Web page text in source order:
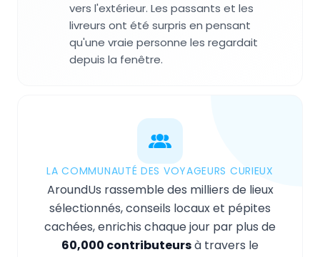
vers l'extérieur. Les passants et les
livreurs ont été surpris en pensant
qu'une vraie personne les regardait
depuis la fenêtre.
LA COMMUNAUTÉ DES VOYAGEURS CURIEUX
AroundUs rassemble des milliers de lieux
sélectionnés, conseils locaux et pépites
cachées, enrichis chaque jour par plus de
60,000 contributeursà travers le